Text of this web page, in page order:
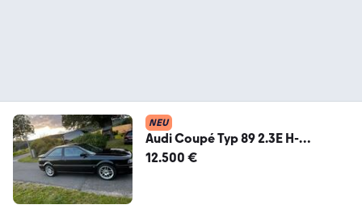
NEU
Audi Coupé Typ 89 2.3E H-
Kennzeichen| Lieb...
12.500 €